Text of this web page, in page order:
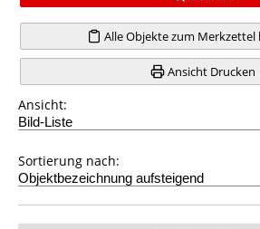
Alle Objekte zum Merkzettel
Ansicht Drucken
Ansicht:
Sortierung nach: